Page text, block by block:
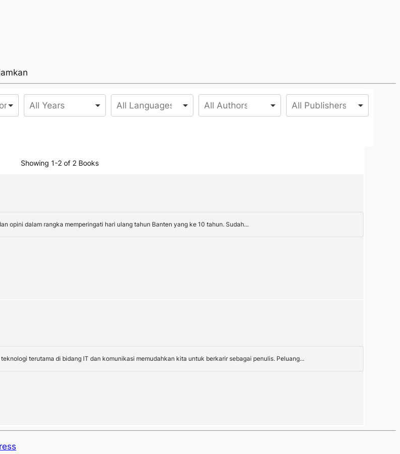
Showing 1-2 of 2 Books
opini dalam rangka memperingati hari ulang tahun Banten yang ke 10 tahun. Sudah...
terutama di bidang IT dan komunikasi memudahkan kita untuk berkarir sebagai penulis. Peluang...